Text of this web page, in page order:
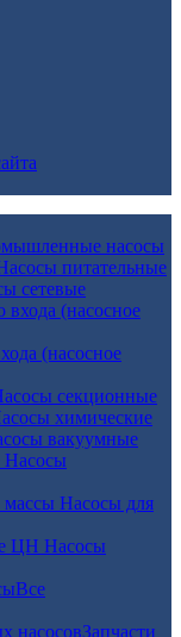
насосы
питательные
сетевые
(насосное
секционные
химические
вакуумные
Насосы
Насосы для
Насосы
Все
Запчасти